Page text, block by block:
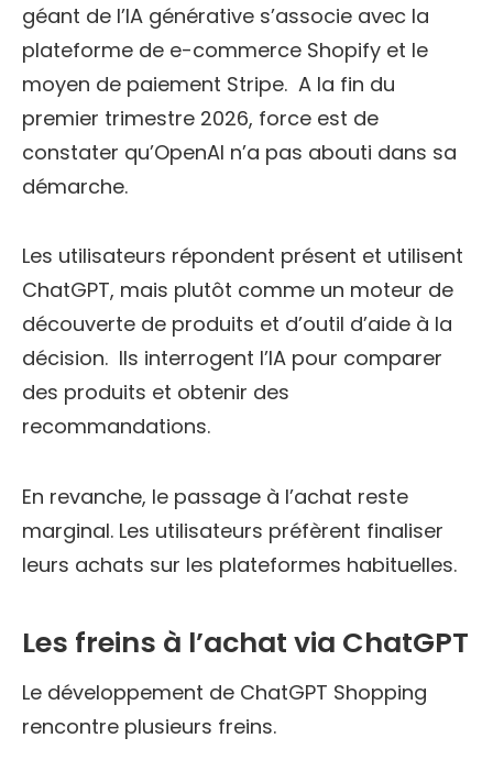
géant de l’IA générative s’associe avec la
plateforme de e-commerce Shopify et le
moyen de paiement Stripe. A la fin du
premier trimestre 2026, force est de
constater qu’OpenAI n’a pas abouti dans sa
démarche.
Les utilisateurs répondent présent et utilisent
ChatGPT, mais plutôt comme un moteur de
découverte de produits et d’outil d’aide à la
décision. Ils interrogent l’IA pour comparer
des produits et obtenir des
recommandations.
En revanche, le passage à l’achat reste
marginal. Les utilisateurs préfèrent finaliser
leurs achats sur les plateformes habituelles.
Les freins à l’achat via ChatGPT
Le développement de ChatGPT Shopping
rencontre plusieurs freins.